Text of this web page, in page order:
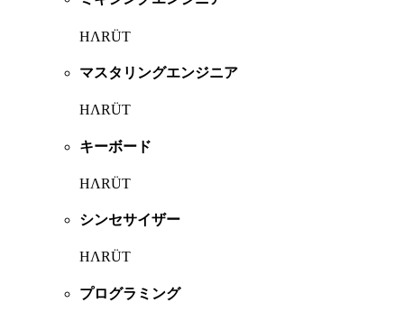
HΛRÜT
マスタリングエンジニア
HΛRÜT
キーボード
HΛRÜT
シンセサイザー
HΛRÜT
プログラミング